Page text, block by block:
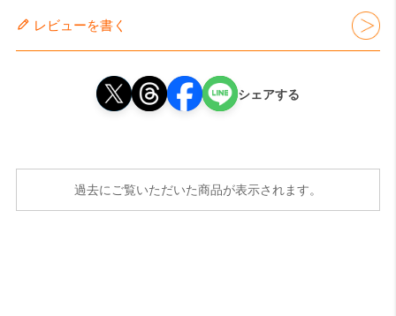
レビューを書く
シェアする
過去にご覧いただいた商品が表示されます。